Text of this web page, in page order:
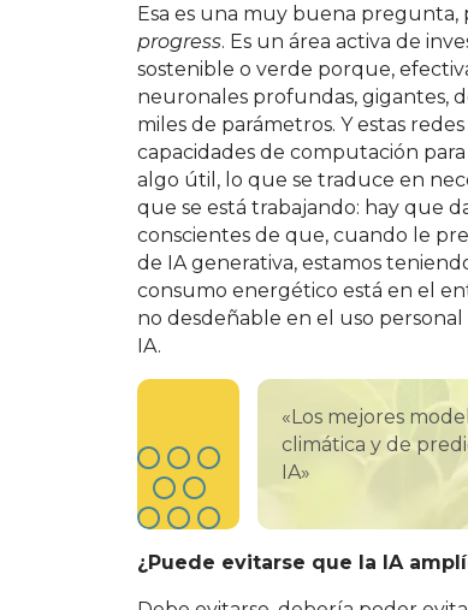
Esa es una muy buena pregunta,
progress. Es un área activa de
sostenible o verde porque,
neuronales profundas, gigantes,
miles de parámetros. Y estas
capacidades de computación
algo útil, lo que se traduce en
que se está trabajando: hay que
conscientes de que, cuando le
de IA generativa, estamos
consumo energético está en el
no desdeñable en el uso
IA.
«Los mejores
climática y de
IA»
¿Puede evitarse que la IA